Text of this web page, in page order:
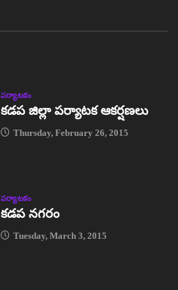
పర్యాటకం
కడప జిల్లా పర్యాటక ఆకర్షణలు
Thursday, February 26, 2015
పర్యాటకం
కడప నగరం
Tuesday, March 3, 2015